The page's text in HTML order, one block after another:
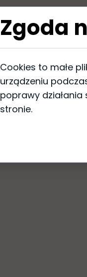
Zgoda
Cookies to małe
urządzeniu
poprawy
stronie.